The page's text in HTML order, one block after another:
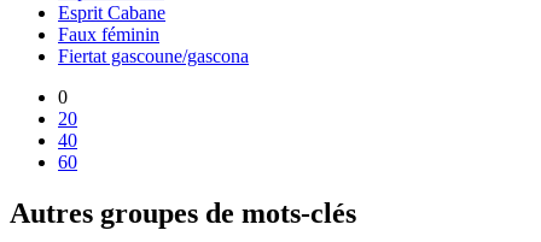
Esprit Cabane
Faux féminin
Fiertat gascoune/gascona
0
20
40
60
Autres groupes de mots-clés